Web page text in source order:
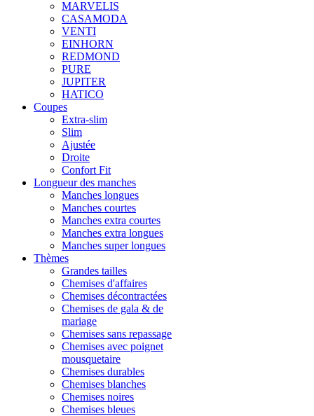
MARVELIS
CASAMODA
VENTI
EINHORN
REDMOND
PURE
JUPITER
HATICO
Coupes
Extra-slim
Slim
Ajustée
Droite
Confort Fit
Longueur des manches
Manches longues
Manches courtes
Manches extra courtes
Manches extra longues
Manches super longues
Thèmes
Grandes tailles
Chemises d'affaires
Chemises décontractées
Chemises de gala & de
mariage
Chemises sans repassage
Chemises avec poignet
mousquetaire
Chemises durables
Chemises blanches
Chemises noires
Chemises bleues